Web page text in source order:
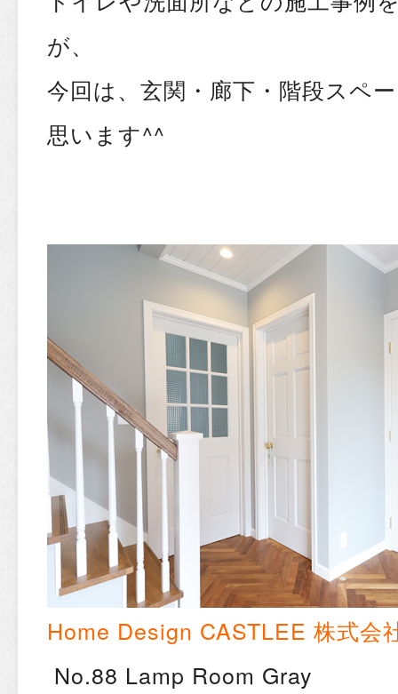
が、
今回は、玄関・廊下・階段スペ
思います^^
Home Design CASTLEE 株式
No.88 Lamp Room Gray